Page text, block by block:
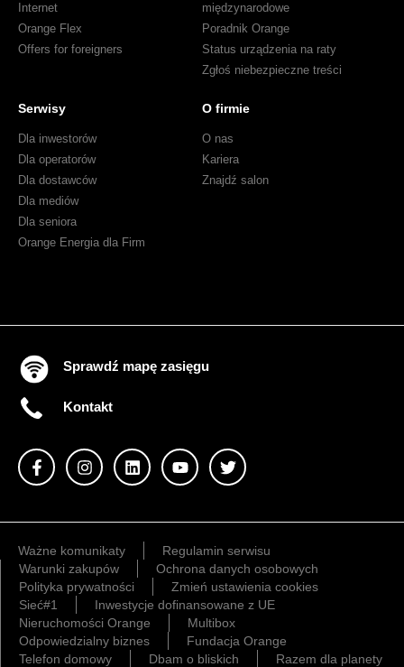
Internet
Orange Flex
Offers for foreigners
międzynarodowe
Poradnik Orange
Status urządzenia na raty
Zgłoś niebezpieczne treści
Serwisy
Dla inwestorów
Dla operatorów
Dla dostawców
Dla mediów
Dla seniora
Orange Energia dla Firm
O firmie
O nas
Kariera
Znajdź salon
Sprawdź mapę zasięgu
Kontakt
Ważne komunikaty
Regulamin serwisu
Warunki zakupów
Ochrona danych osobowych
Polityka prywatności
Zmień ustawienia cookies
Sieć#1
Inwestycje dofinansowane z UE
Nieruchomości Orange
Multibox
Odpowiedzialny biznes
Fundacja Orange
Telefon domowy
Dbam o bliskich Razem dla planety